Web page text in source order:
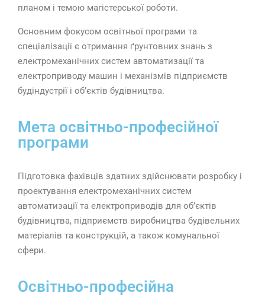
планом і темою магістерської роботи.
Основним фокусом освітньої програми та
спеціалізації є отримання ґрунтовних знань з
електромеханічних систем автоматизації та
електроприводу машин і механізмів підприємств
будіндустрії і об’єктів будівництва.
Мета освітньо-професійної
програми
Підготовка фахівців здатних здійснювати розробку і
проектування електромеханічних систем
автоматизації та електроприводів для об’єктів
будівництва, підприємств виробництва будівельних
матеріалів та конструкцій, а також комунальної
сфери.
Освітньо-професійна